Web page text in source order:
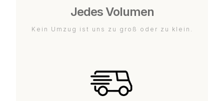
Jedes Volumen
Kein Umzug ist uns zu groß oder zu klein.